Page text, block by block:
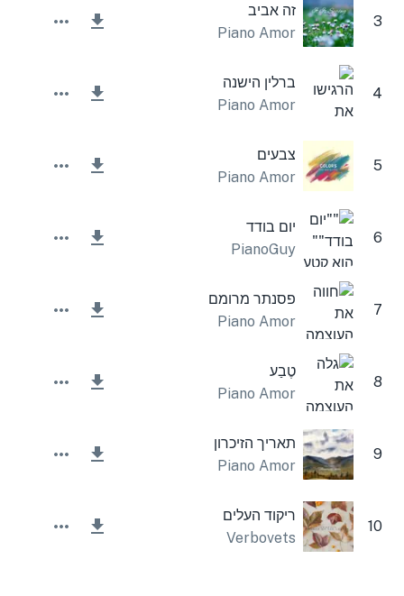
3
זה אביב
Piano Amor
4
ברלין הישנה
Piano Amor
5
צבעים
Piano Amor
6
יום בודד
PianoGuy
7
פסנתר מרומם
Piano Amor
8
טֶבַע
Piano Amor
9
תאריך הזיכרון
Piano Amor
10
ריקוד העלים
Verbovets